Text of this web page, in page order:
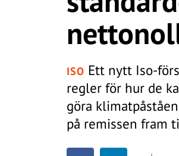
ISO Ett nytt Iso-
regler för hur de
göra
på remissen fram